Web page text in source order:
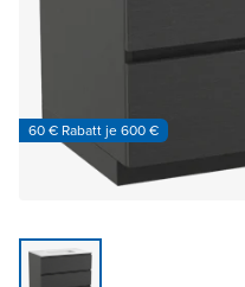
60 € Rabatt je 600 €